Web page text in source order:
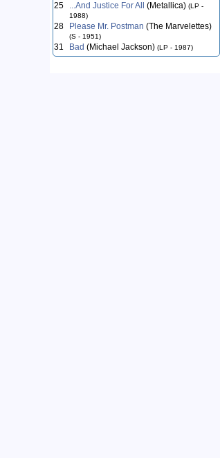
25 ...And Justice For All (Metallica) (LP -
1988)
28 Please Mr. Postman (The Marvelettes)
(S - 1951)
31 Bad (Michael Jackson) (LP - 1987)